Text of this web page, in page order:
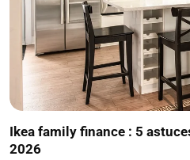
Ikea family finance : 5
2026